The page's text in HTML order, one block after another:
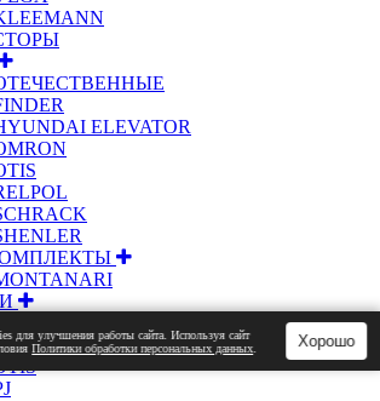
ELEVATOR
для улучшения работы сайта. Используя сайт
Политики обработки персональных данных Хорошо